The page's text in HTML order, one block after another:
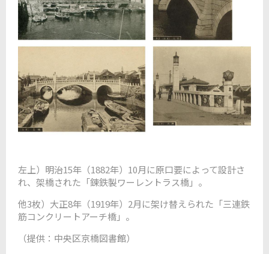
左上）明治15年（1882年）10月に原口要によって設計さ
れ、架橋された「錬鉄製ワーレントラス橋」。
他3枚）大正8年（1919年）2月に架け替えられた「三連鉄
筋コンクリートアーチ橋」。
（提供：中央区京橋図書館）